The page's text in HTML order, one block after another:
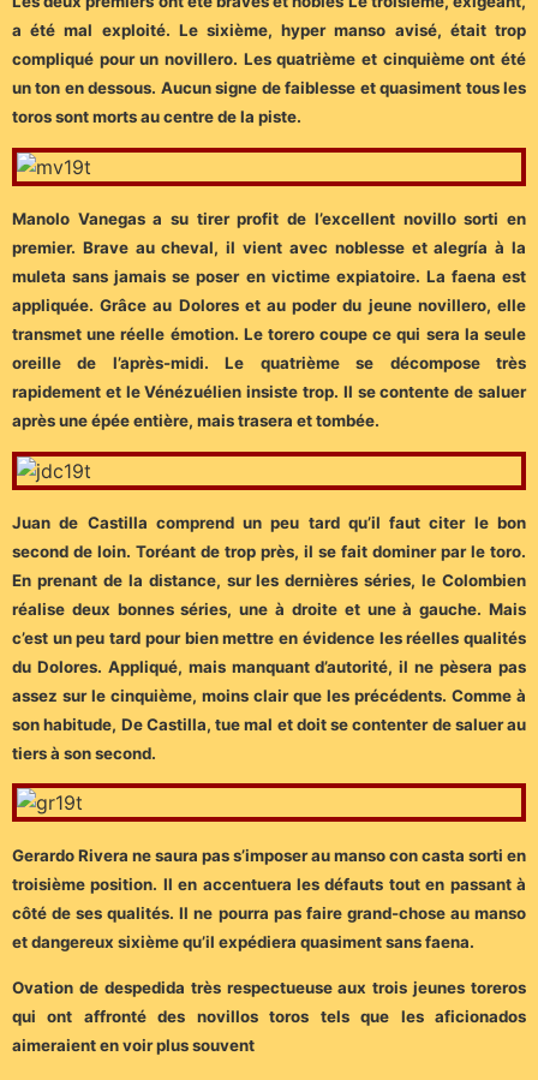
a été mal exploité. Le sixième, hyper manso avisé, était trop
compliqué pour un novillero. Les quatrième et cinquième ont été
un ton en dessous. Aucun signe de faiblesse et quasiment tous les
toros sont morts au centre de la piste.
Manolo Vanegas a su tirer profit de l’excellent novillo sorti en
premier. Brave au cheval, il vient avec noblesse et alegría à la
muleta sans jamais se poser en victime expiatoire. La faena est
appliquée. Grâce au Dolores et au poder du jeune novillero, elle
transmet une réelle émotion. Le torero coupe ce qui sera la seule
oreille de l’après-midi. Le quatrième se décompose très
rapidement et le Vénézuélien insiste trop. Il se contente de saluer
après une épée entière, mais trasera et tombée.
Juan de Castilla comprend un peu tard qu’il faut citer le bon
second de loin. Toréant de trop près, il se fait dominer par le toro.
En prenant de la distance, sur les dernières séries, le Colombien
réalise deux bonnes séries, une à droite et une à gauche. Mais
c’est un peu tard pour bien mettre en évidence les réelles qualités
du Dolores. Appliqué, mais manquant d’autorité, il ne pèsera pas
assez sur le cinquième, moins clair que les précédents. Comme à
son habitude, De Castilla, tue mal et doit se contenter de saluer au
tiers à son second.
Gerardo Rivera ne saura pas s’imposer au manso con casta sorti en
troisième position. Il en accentuera les défauts tout en passant à
côté de ses qualités. Il ne pourra pas faire grand-chose au manso
et dangereux sixième qu’il expédiera quasiment sans faena.
Ovation de despedida très respectueuse aux trois jeunes toreros
qui ont affronté des novillos toros tels que les aficionados
aimeraient en voir plus souvent